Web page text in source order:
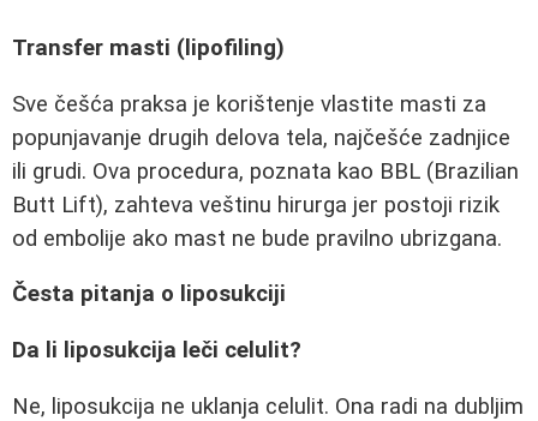
Transfer masti (lipofiling)
Sve češća praksa je korištenje vlastite masti za
popunjavanje drugih delova tela, najčešće zadnjice
ili grudi. Ova procedura, poznata kao BBL (Brazilian
Butt Lift), zahteva veštinu hirurga jer postoji rizik
od embolije ako mast ne bude pravilno ubrizgana.
Česta pitanja o liposukciji
Da li liposukcija leči celulit?
Ne, liposukcija ne uklanja celulit. Ona radi na dubljim